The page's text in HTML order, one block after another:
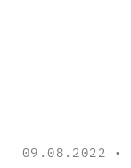
09.08.2022 •